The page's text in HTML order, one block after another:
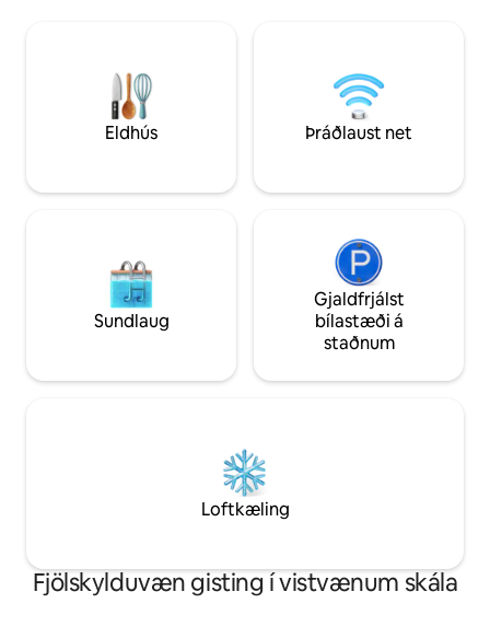
að njóta ævintýra í fjöllunum og slaka á
með stæl í stórkostlegu fjalllendi.
náttúrunni,
þögn.
Eldhús Þráðlaust net
Sundlaug
Gjaldfrjálst
bílastæði á
staðnum
Loftkæling
Fjölskylduvæn gisting í vistvænum skála